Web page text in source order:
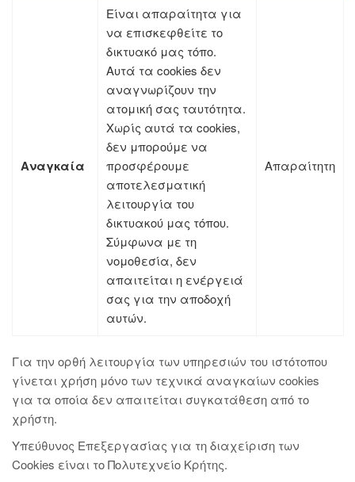
Αναγκαία
Είναι απαραίτητα για
να επισκεφθείτε το
δικτυακό μας τόπο.
Αυτά τα cookies δεν
αναγνωρίζουν την
ατομική σας ταυτότητα.
Χωρίς αυτά τα cookies,
δεν μπορούμε να
προσφέρουμε
αποτελεσματική
λειτουργία του
δικτυακού μας τόπου.
Σύμφωνα με τη
νομοθεσία, δεν
απαιτείται η ενέργειά
σας για την αποδοχή
αυτών.
Απαραίτητη
Για την ορθή λειτουργία των υπηρεσιών του ιστότοπου
γίνεται χρήση μόνο των τεχνικά αναγκαίων cookies
για τα οποία δεν απαιτείται συγκατάθεση από το
χρήστη.
Υπεύθυνος Επεξεργασίας για τη διαχείριση των
Cookies είναι το Πολυτεχνείο Κρήτης.